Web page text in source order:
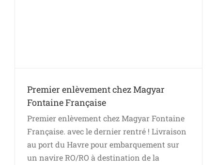
Premier enlèvement chez Magyar
Fontaine Française
Premier enlèvement chez Magyar Fontaine
Française. avec le dernier rentré ! Livraison
au port du Havre pour embarquement sur
un navire RO/RO à destination de la